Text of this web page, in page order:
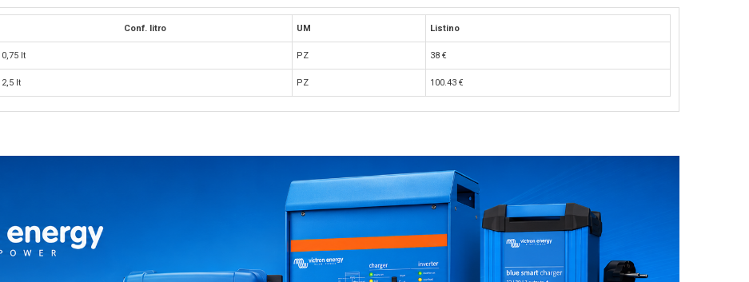
Conf. litro UM Listino
0,75 lt PZ 38 €
2,5 lt PZ 100.43 €